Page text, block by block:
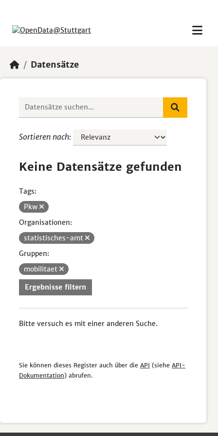
Datensätze
Sortieren nach
Keine Datensätze gefunden
Tags:
Pkw
Organisationen:
statistisches-amt
Gruppen:
mobilitaet
Ergebnisse filtern
Bitte versuch es mit einer anderen Suche.
Sie können dieses Register auch über die API (siehe API-
Dokumentation) abrufen.